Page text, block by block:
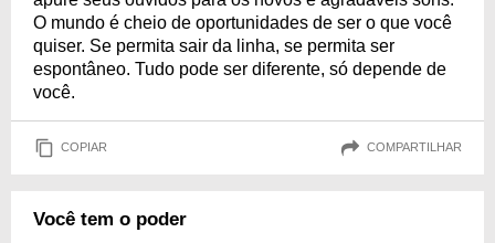
O mundo é cheio de oportunidades de ser o que você
quiser. Se permita sair da linha, se permita ser
espontâneo. Tudo pode ser diferente, só depende de
você.
COPIAR COMPARTILHAR
Você tem o poder